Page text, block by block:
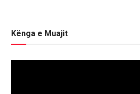
Kënga e Muajit